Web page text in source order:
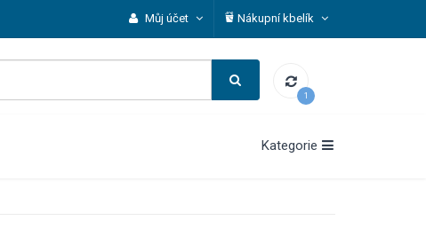
Můj účet Nákupní kbelík
1
Kategorie